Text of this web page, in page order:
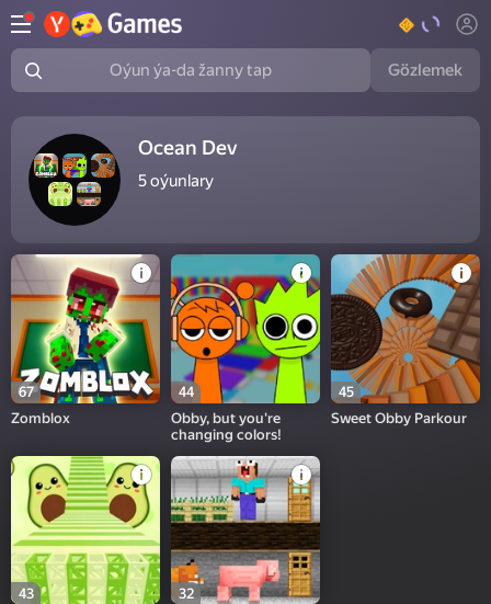
Oýun ýa-da žanny tap Gözlemek
Ocean Dev
5oýunlary
67
Zomblox
44
Obby, but you're
changing colors!
45
Sweet Obby Parkour
43
32